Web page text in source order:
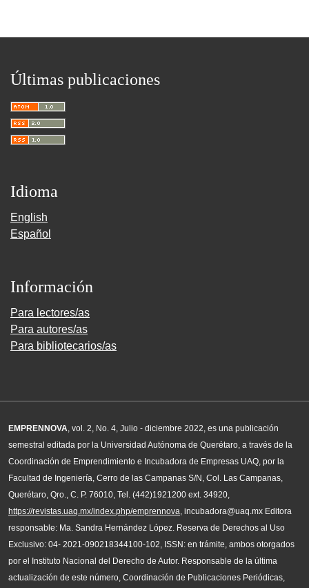
Últimas publicaciones
Idioma
English
Español
Información
Para lectores/as
Para autores/as
Para bibliotecarios/as
EMPRENNOVA, vol. 2, No. 4, Julio - diciembre 2022, es una publicación
semestral editada por la Universidad Autónoma de Querétaro, a través de la
Coordinación de Emprendimiento e Incubadora de Empresas UAQ, por la
Facultad de Ingeniería, Cerro de las Campanas S/N, Col. Las Campanas,
Querétaro, Qro., C. P. 76010, Tel. (442)1921200 ext. 34920,
https://revistas.uaq.mx/index.php/emprennova, incubadora@uaq.mx Editora
responsable: Ma. Sandra Hernández López. Reserva de Derechos al Uso
Exclusivo: 04- 2021-090218344100-102, ISSN: en trámite, ambos otorgados
por el Instituto Nacional del Derecho de Autor. Responsable de la última
actualización de este número, Coordinación de Publicaciones Periódicas,